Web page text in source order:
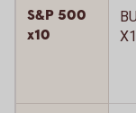
S&P 500
x10